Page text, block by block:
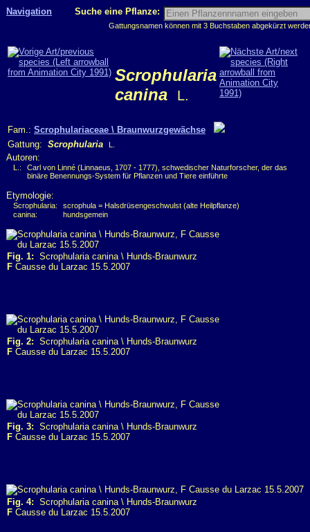
Navigation Suche eine Pflanze:
Gattungsnamen können mit 3 Buchstaben abgekürzt
Scrophularia
canina
L.
Fam.: Scrophulariaceae \ Braunwurzgewächse
Gattung: Scrophularia L.
Autoren:
L.:
Carl von Linné (Linnaeus, 1707 - 1777), schwedischer Naturforscher, der das
binäre Benennungs-System für Pflanzen und Tiere einführte
Etymologie:
Scrophularia:
scrophula = Halsdrüsengeschwulst (alte Heilpflanze)
canina:
hundsgemein
Fig. 1: Scrophularia canina \ Hunds-Braunwurz
F Causse du Larzac 15.5.2007
Fig. 2: Scrophularia canina \ Hunds-Braunwurz
F Causse du Larzac 15.5.2007
Fig. 3: Scrophularia canina \ Hunds-Braunwurz
F Causse du Larzac 15.5.2007
Fig. 4: Scrophularia canina \ Hunds-Braunwurz
F Causse du Larzac 15.5.2007